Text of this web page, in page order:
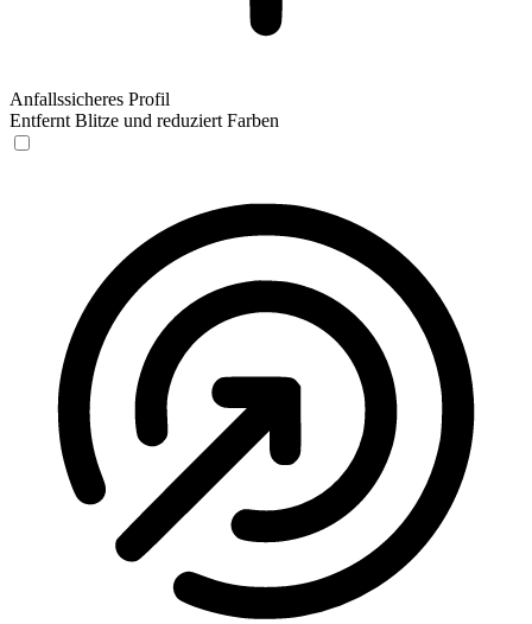
Anfallssicheres Profil
Entfernt Blitze und reduziert Farben